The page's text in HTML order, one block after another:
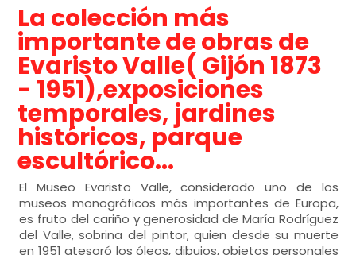
La colección más
importante de obras de
Evaristo Valle( Gijón 1873
- 1951),exposiciones
temporales, jardines
históricos, parque
escultórico...
El Museo Evaristo Valle, considerado uno de los
museos monográficos más importantes de Europa,
es fruto del cariño y generosidad de María Rodríguez
del Valle, sobrina del pintor, quien desde su muerte
en 1951 atesoró los óleos, dibujos, objetos personales